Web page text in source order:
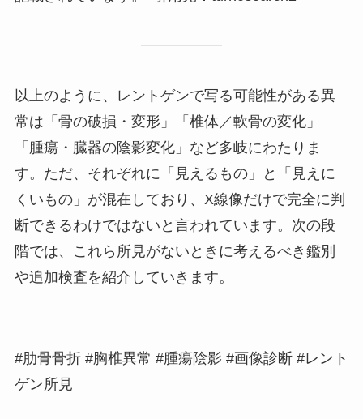
以上のように、レントゲンで写る可能性がある異
常は「骨の破損・変形」「椎体／軟骨の変化」
「腫瘍・臓器の陰影変化」など多岐にわたりま
す。ただ、それぞれに「見えるもの」と「見えに
くいもの」が混在しており、X線像だけで完全に判
断できるわけではないと言われています。次の段
階では、これら所見がないときに考えるべき鑑別
や追加検査を紹介していきます。
#肋骨骨折 #胸椎異常 #腫瘍陰影 #画像診断 #レント
ゲン所見